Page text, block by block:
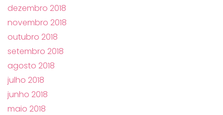
dezembro 2018
novembro 2018
outubro 2018
setembro 2018
agosto 2018
julho 2018
junho 2018
maio 2018